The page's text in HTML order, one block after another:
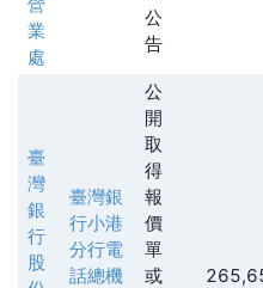
業
處
公
告
臺
灣
銀
行
股
臺灣銀
行小港
分行電
話總機
公
開
取
得
報
價
單
或